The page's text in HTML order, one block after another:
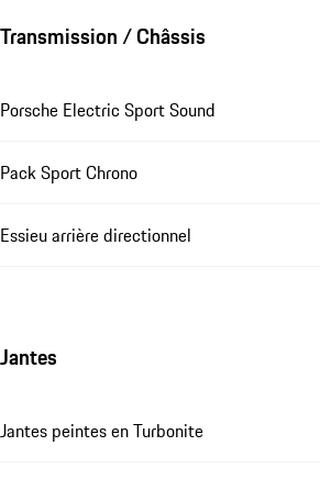
Transmission / Châssis
Porsche Electric Sport Sound
Pack Sport Chrono
Essieu arrière directionnel
Jantes
Jantes peintes en Turbonite